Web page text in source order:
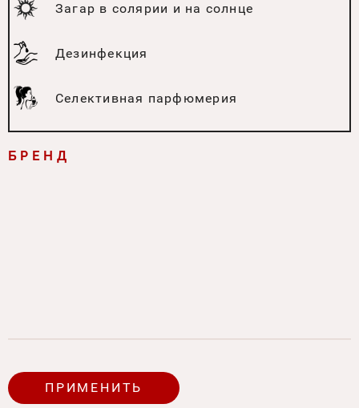
Загар в солярии и на солнце
Дезинфекция
Селективная парфюмерия
БРЕНД